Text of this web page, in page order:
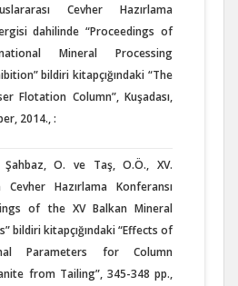
Cevher Hazırlama
dahilinde “Proceedings of
Mineral Processing
bildiri kitapçığındaki “The
Flotation Column”, Kuşadası,
2014., :
O. ve Taş, O.Ö., XV.
Cevher Hazırlama Konferansı
of the XV Balkan Mineral
bildiri kitapçığındaki “Effects of
Parameters for Column
from Tailing”, 345-348 pp.,